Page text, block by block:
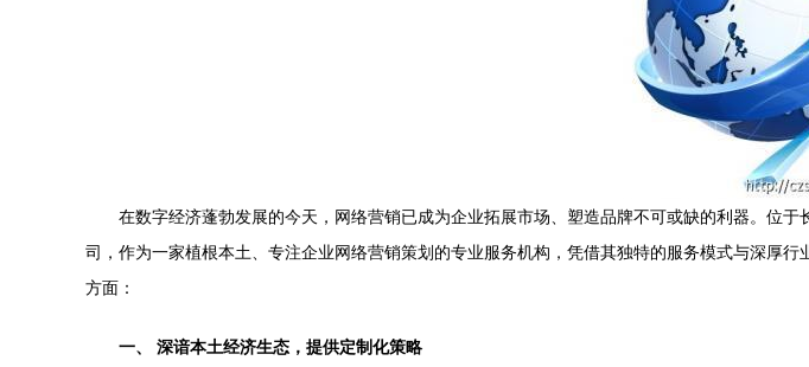
在数字经济蓬勃发展的今天，网络营销已成为企业拓展市场、塑造品牌不可或缺的利器。位
司，作为一家植根本土、专注企业网络营销策划的专业服务机构，凭借其独特的服务模式与深厚
方面：
一、 深谙本土经济生态，提供定制化策略